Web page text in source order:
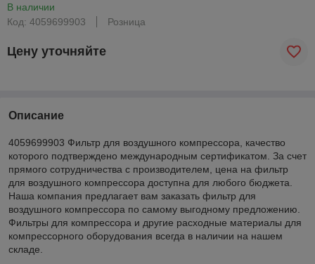
В наличии
Код: 4059699903
Розница
Цену уточняйте
Описание
4059699903 Фильтр для воздушного компрессора, качество
которого подтверждено международным сертификатом. За счет
прямого сотрудничества с производителем, цена на фильтр
для воздушного компрессора доступна для любого бюджета.
Наша компания предлагает вам заказать фильтр для
воздушного компрессора по самому выгодному предложению.
Фильтры для компрессора и другие расходные материалы для
компрессорного оборудования всегда в наличии на нашем
складе.